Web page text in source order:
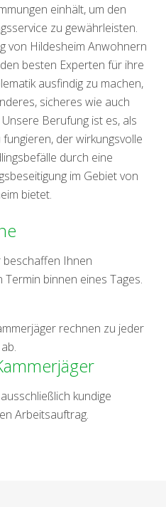
einhält, um den
zu gewährleisten.
von Hildesheim Anwohnern
besten Experten für ihre
ausfindig zu machen,
sicheres wie auch
Berufung ist es, als
der wirkungsvolle
durch eine
im Gebiet von
bietet.
Ihnen
binnen eines Tages.
rechnen zu jeder
kundige
Arbeitsauftrag.